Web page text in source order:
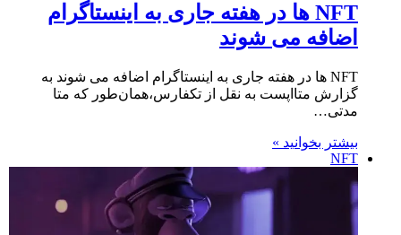
NFT ها در هفته جاری به اینستاگرام
اضافه می شوند
NFT ها در هفته جاری به اینستاگرام اضافه می شوند به
گزارش متااپست به نقل از تکفارس،همان‌طور که متا
مدتی…
بیشتر بخوانید »
NFT